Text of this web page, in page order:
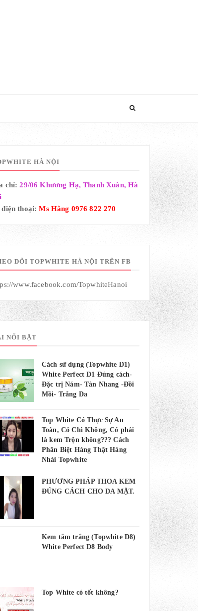
HÀ NỘI
chỉ:29/06 Khương Hạ, Thanh Xuân, Hà
điện thoại:Ms Hằng 0976 822 270
DÕI TOPWHITE HÀ NỘI TRÊN FB
www.facebook.com/TopwhiteHanoi
NỔI BẬT
Cách sử dụng (Topwhite D1)
White Perfect D1 Đúng cách-
Đặc trị Nám- Tàn Nhang -Đồi
Mồi- Trắng Da
Top White Có Thực Sự An
Toàn, Có Chì Không, Có phải
là kem Trộn không??? Cách
Phân Biệt Hàng Thật Hàng
Nhái Topwhite
PHƯƠNG PHÁP THOA KEM
ĐÚNG CÁCH CHO DA MẶT.
Kem tắm trắng (Topwhite D8)
White Perfect D8 Body
Top White có tốt không?